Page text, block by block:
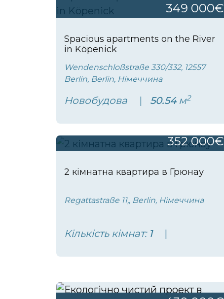
349 000€
Spacious apartments on the River
in Köpenick
Wendenschloßstraße 330/332, 12557
Berlin, Berlin, Німеччина
Новобудова 50.54м2
352 000€
2 кімнатна квартира в Грюнау
Regattastraße 11,, Berlin, Німеччина
Кількість кімнат: 1